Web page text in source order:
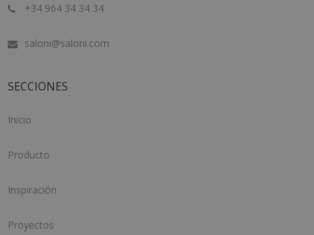
+34 964 34 34 34
saloni@saloni.com
SECCIONES
Inicio
Producto
Inspiración
Proyectos